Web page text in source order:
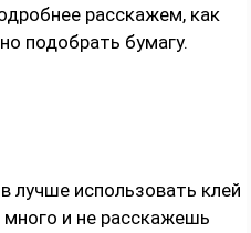
расскажем, как
подобрать бумагу.
лучше использовать клей
и не расскажешь